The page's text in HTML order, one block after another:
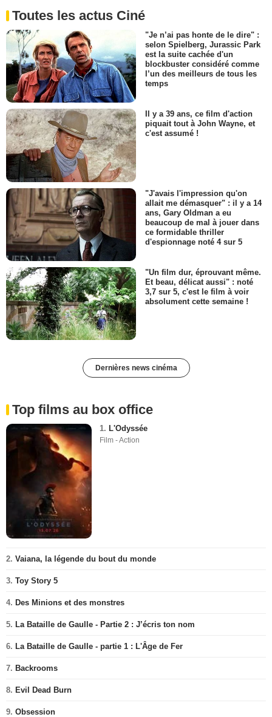
Toutes les actus Ciné
"Je n’ai pas honte de le dire" :
selon Spielberg, Jurassic Park
est la suite cachée d'un
blockbuster considéré comme
l’un des meilleurs de tous les
temps
Il y a 39 ans, ce film d'action
piquait tout à John Wayne, et
c'est assumé !
"J'avais l'impression qu'on
allait me démasquer" : il y a 14
ans, Gary Oldman a eu
beaucoup de mal à jouer dans
ce formidable thriller
d'espionnage noté 4 sur 5
"Un film dur, éprouvant même.
Et beau, délicat aussi" : noté
3,7 sur 5, c'est le film à voir
absolument cette semaine !
Dernières news cinéma
Top films au box office
1. L'Odyssée
Film - Action
2. Vaiana, la légende du bout du monde
3. Toy Story 5
4. Des Minions et des monstres
5. La Bataille de Gaulle - Partie 2 : J’écris ton nom
6. La Bataille de Gaulle - partie 1 : L'Âge de Fer
7. Backrooms
8. Evil Dead Burn
9. Obsession